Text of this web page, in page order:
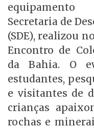
Secretaria de
(SDE), realizou
Encontro de
da Bahia. O
estudantes,
e visitantes de
crianças
rochas e